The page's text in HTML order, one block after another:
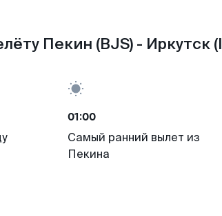
Пекин (BJS) - Иркутск
01:00
Самый ранний вылет из
Пекина